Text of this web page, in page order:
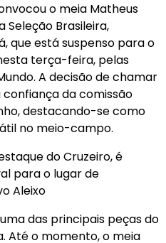
o meia Matheus
Seleção Brasileira,
que está suspenso para o
terça-feira, pelas
A decisão de chamar
da comissão
destacando-se como
no meio-campo.
das principais peças do
Até o momento, o meia